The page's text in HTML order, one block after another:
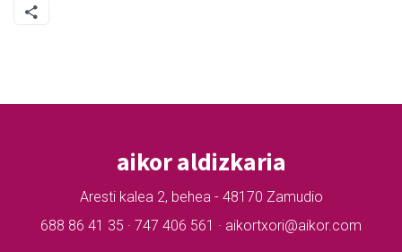
aikor aldizkaria
Aresti kalea 2, behea - 48170 Zamudio
688 86 41 35 · 747 406 561 · aikortxori@aikor.com